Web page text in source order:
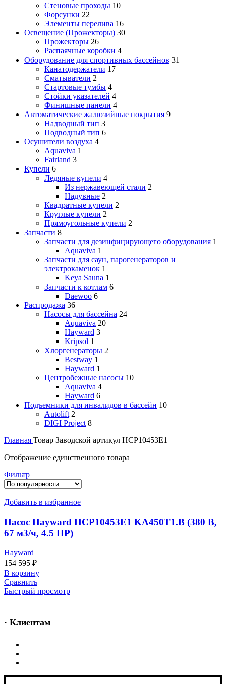
Стеновые проходы 10
Форсунки 22
Элементы перелива 16
Освещение (Прожекторы) 30
Прожекторы 26
Распаячные коробки 4
Оборудование для спортивных бассейнов 31
Канатодержатели 17
Сматыватели 2
Стартовые тумбы 4
Стойки указателей 4
Финишные панели 4
Автоматические жалюзийные покрытия 9
Надводный тип 3
Подводный тип 6
Осушители воздуха 4
Aquaviva 1
Fairland 3
Купели 6
Ледяные купели 4
Из нержавеющей стали 2
Надувные 2
Квадратные купели 2
Круглые купели 2
Прямоугольные купели 2
Запчасти 8
Запчасти для дезинфицирующего оборудования 1
Aquaviva 1
Запчасти для саун, парогенераторов и
электрокаменок 1
Keya Sauna 1
Запчасти к котлам 6
Daewoo 6
Распродажа 36
Насосы для бассейна 24
Aquaviva 20
Hayward 3
Kripsol 1
Хлоргенераторы 2
Bestway 1
Hayward 1
Центробежные насосы 10
Aquaviva 4
Hayward 6
Подъемники для инвалидов в бассейн 10
Autolift 2
DIGI Project 8
Главная Товар Заводской артикул HCP10453E1
Отображение единственного товара
Фильтр
Добавить в избранное
Насос Hayward HCP10453E1 KA450T1.B (380 В,
67 м3/ч, 4.5 HP)
Hayward
154 595 ₽
В корзину
Сравнить
Быстрый просмотр
· Клиентам